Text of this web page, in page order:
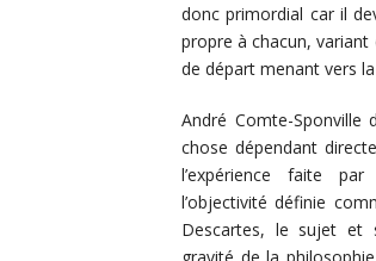
donc primordial car il
propre à chacun, variant
de départ menant vers
André Comte-
chose dépendant
l’expérience faite
l’objectivité définie
Descartes, le sujet et